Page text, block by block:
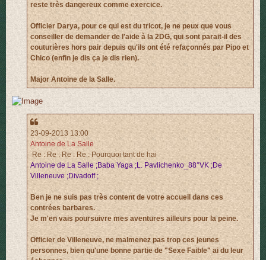
reste très dangereux comme exercice.
Officier Darya, pour ce qui est du tricot, je ne peux que vous
conseiller de demander de l'aide à la 2DG, qui sont parait-il des
couturières hors pair depuis qu'ils ont été refaçonnés par Pipo et
Chico (enfin je dis ça je dis rien).
Major Antoine de la Salle.
23-09-2013 13:00
Antoine de La Salle
Re : Re : Re : Re : Pourquoi tant de hai
Antoine de La Salle ;Baba Yaga ;L. Pavlichenko_88°VK ;De
Villeneuve ;Divadoff ;
Ben je ne suis pas très content de votre accueil dans ces
contrées barbares.
Je m'en vais poursuivre mes aventures ailleurs pour la peine.
Officier de Villeneuve, ne malmenez pas trop ces jeunes
personnes, bien qu'une bonne partie de "Sexe Faible" ai du leur